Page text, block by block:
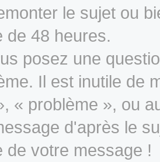
le sujet ou
de 48 heures.
posez une
Il est inutile de
« problème », ou
d'après le
de votre message !